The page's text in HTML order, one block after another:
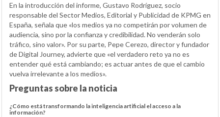
En la introducción del informe, Gustavo Rodríguez, socio
responsable del Sector Medios, Editorial y Publicidad de KPMG en
España, señala que «los medios ya no competirán por volumen de
audiencia, sino por la confianza y credibilidad. No venderán solo
tráfico, sino valor». Por su parte, Pepe Cerezo, director y fundador
de Digital Journey, advierte que «el verdadero reto ya no es
entender qué está cambiando; es actuar antes de que el cambio
vuelva irrelevante a los medios».
Preguntas sobre la noticia
¿Cómo está transformando la inteligencia artificial el acceso a la
información?